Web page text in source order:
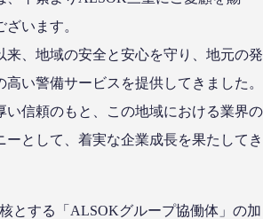
います。
来、地域の安全と安心を守り、地元の発
い警備サービスを提供してきました。
い信頼のもと、この地域における業界の
ーとして、着実な企業成長を果たしてき
とする「ALSOKグループ協働体」の加